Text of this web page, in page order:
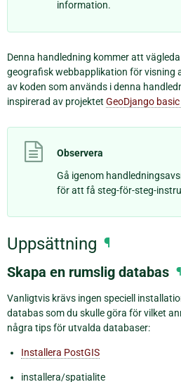
information.
Denna handledning kommer att
geografisk webbapplikation för visning
av koden som används i denna
inspirerad av projektet GeoDjango
Observera
Gå igenom
för att få steg-för-steg-
Uppsättning ¶
Skapa en rumslig databas ¶
Vanligtvis krävs ingen speciell
databas som du skulle göra för vilket
några tips för utvalda databaser:
Installera PostGIS
installera/spatialite